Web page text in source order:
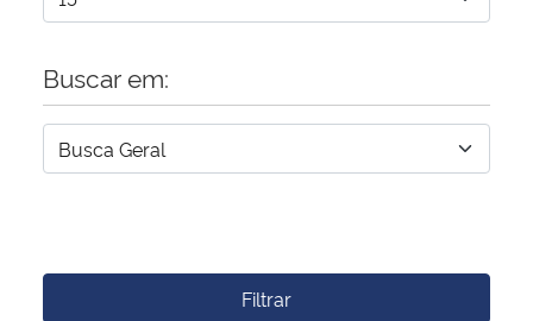
Buscar em:
Filtrar